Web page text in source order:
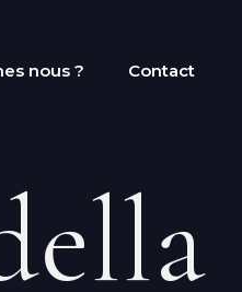
nous ? Contact